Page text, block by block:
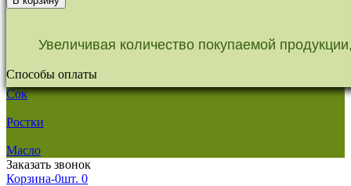
Увеличивая количество покупаемой
Способы оплаты
Сок
Ростки
Масло
Заказать звонок
Корзина-0шт. 0